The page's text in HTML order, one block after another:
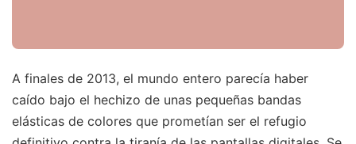
A finales de 2013, el mundo entero parecía haber
caído bajo el hechizo de unas pequeñas bandas
elásticas de colores que prometían ser el refugio